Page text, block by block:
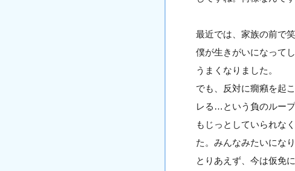
最近では、家族の前で
僕が生きがいになって
うまくなりました。
でも、反対に癇癪を起
レる…という負のルー
もじっとしていられな
た。みんなみたいにな
とりあえず、今は仮免